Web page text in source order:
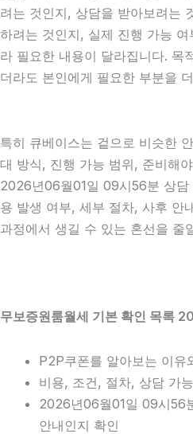
려는 것인지, 상담을 받아보려는
하려는 것인지, 실제 진행 가능
라 필요한 내용이 달라집니다. 목
더라도 본인에게 필요한 부분을
특히 큐베이스는 겉으로 비슷한
대 방식, 진행 가능 범위, 준비해
2026년06월01일 09시56분 상담
용 발생 여부, 세부 절차, 사후 안
과정에서 생길 수 있는 혼선을 줄
무보증원룸월세 기본 확인 목록
P2P쿠폰를 알아보는 이유
비용, 조건, 절차, 상담 가
2026년06월01일 09시56
안내인지 확인